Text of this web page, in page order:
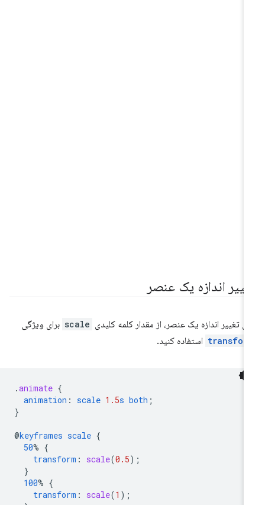
اندازه یک عنصر
تغییر اندازه یک عنصر، از مقدار کلمه کلیدی scale برای ویژگی
استفاده کنید.
.animate
animation: scale 1.5s both
@keyframes scale
50%
transform: scale (0.5
100%
transform: scale (